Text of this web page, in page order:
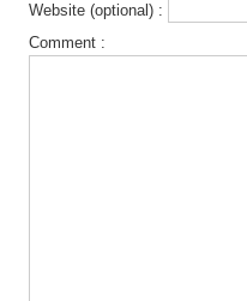
Website (optional) :
Comment :